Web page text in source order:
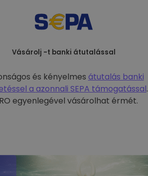
Vásárolj -t banki átutalással
és kényelmes átutalás banki
a azonnali SEPA támogatással.
egyenlegével vásárolhat érmét.